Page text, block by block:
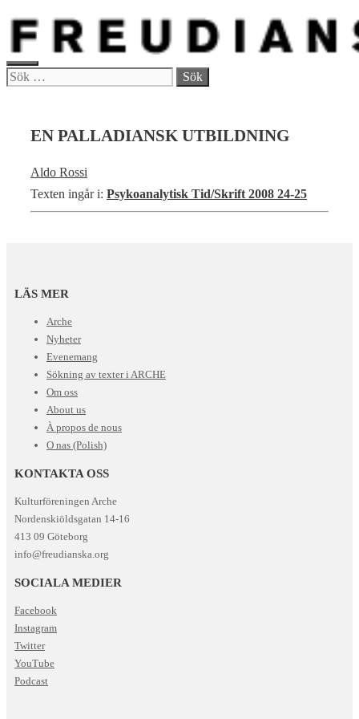
Hoppa
innehåll
MENY
Sök
EN PALLADIANSK UTBILDNING
Aldo Rossi
Texten ingår i: Psykoanalytisk Tid/Skrift 2008 24-25
LÄS MER
Arche
Nyheter
Evenemang
Sökning av texter i ARCHE
Om oss
About us
À propos de nous
O nas (Polish)
KONTAKTA OSS
Kulturföreningen Arche
Nordenskiöldsgatan 14-16
413 09 Göteborg
info@freudianska.org
SOCIALA MEDIER
Facebook
Instagram
Twitter
YouTube
Podcast